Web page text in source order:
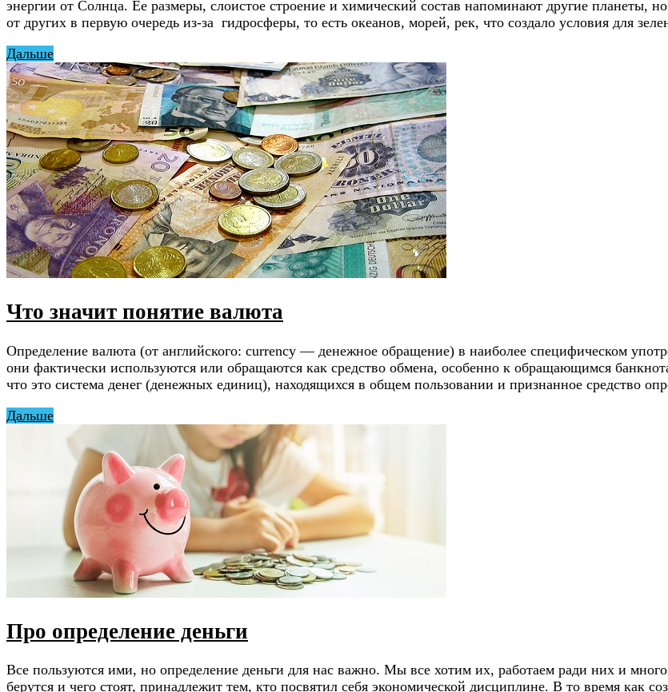
энергии от Солнца. Ее размеры, слоистое строение и химический состав напоминают другие планеты,
от других в первую очередь из-за гидросферы, то есть океанов, морей, рек, что создало условия для
Дальше
Что значит понятие валюта
Определение валюта (от английского: currency — денежное обращение) в наиболее специфическом
они фактически используются или обращаются как средство обмена, особенно к обращающимся
что это система денег (денежных единиц), находящихся в общем пользовании и признанное средство
Дальше
Про определение деньги
Все пользуются ими, но определение деньги для нас важно. Мы все хотим их, работаем ради них и
берутся и чего стоят, принадлежит тем, кто посвятил себя экономической дисциплине. В то время как